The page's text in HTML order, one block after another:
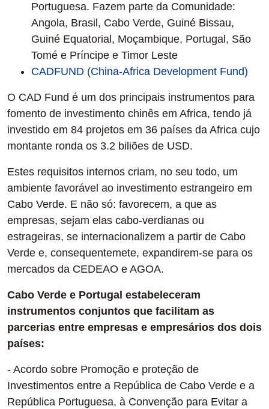
Portuguesa. Fazem parte da Comunidade:
Angola, Brasil, Cabo Verde, Guiné Bissau,
Guiné Equatorial, Moçambique, Portugal, São
Tomé e Príncipe e Timor Leste
CADFUND (China-Africa Development Fund)
O CAD Fund é um dos principais instrumentos para
fomento de investimento chinês em Africa, tendo já
investido em 84 projetos em 36 países da Africa cujo
montante ronda os 3.2 biliões de USD.
Estes requisitos internos criam, no seu todo, um
ambiente favorável ao investimento estrangeiro em
Cabo Verde. E não só: favorecem, a que as
empresas, sejam elas cabo-verdianas ou
estrageiras, se internacionalizem a partir de Cabo
Verde e, consequentemete, expandirem-se para os
mercados da CEDEAO e AGOA.
Cabo Verde e Portugal estabeleceram
instrumentos conjuntos que facilitam as
parcerias entre empresas e empresários dos dois
países:
- Acordo sobre Promoção e proteção de
Investimentos entre a República de Cabo Verde e a
República Portuguesa, à Convenção para Evitar a